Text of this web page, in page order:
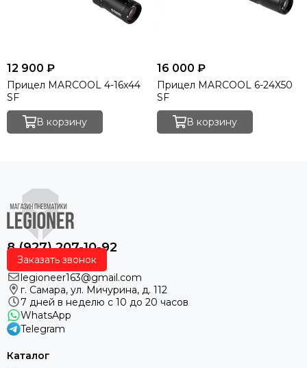
12 900 ₽
Прицел MARCOOL 4-16x44
SF
В корзину
16 000 ₽
Прицел MARCOOL 6-24X50
SF
В корзину
8 (927) 207-10-92
Заказать звонок
legioneer163@gmail.com
г. Самара, ул. Мичурина, д. 112
7 дней в неделю с 10 до 20 часов
WhatsApp
Telegram
Каталог